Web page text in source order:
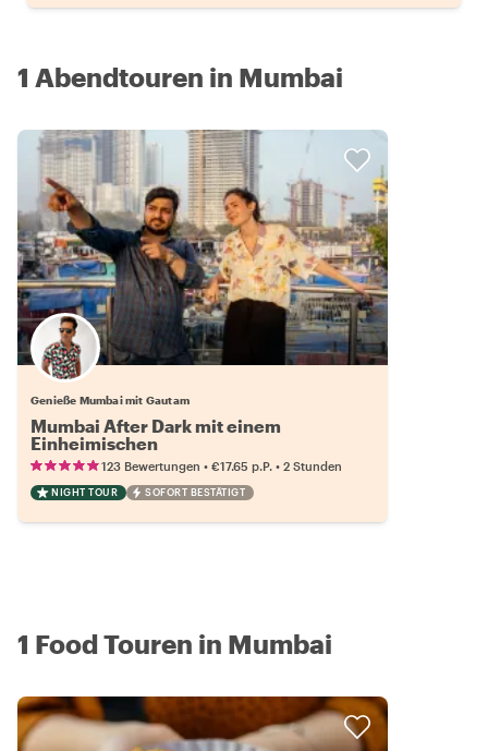
1 Abendtouren in Mumbai
Genieße Mumbai mit Gautam
Mumbai After Dark mit einem
Einheimischen
123 Bewertungen • €17.65 p.P. • 2 Stunden
NIGHT TOUR SOFORT BESTÄTIGT
1 Food Touren in Mumbai